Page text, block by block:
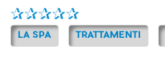
LA SPA TRATTAMENTI